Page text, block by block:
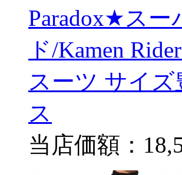
Paradox★スー
ド/Kamen
スーツ サイ
ス
当店価額：